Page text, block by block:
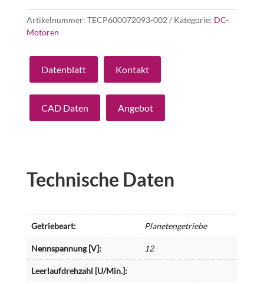
Artikelnummer: TECP600072093-002 Kategorie: DC-
Motoren
Datenblatt Kontakt
CAD Daten Angebot
Technische Daten
Getriebeart: Planetengetriebe
Nennspannung [V]: 12
Leerlaufdrehzahl [U/Min.]: